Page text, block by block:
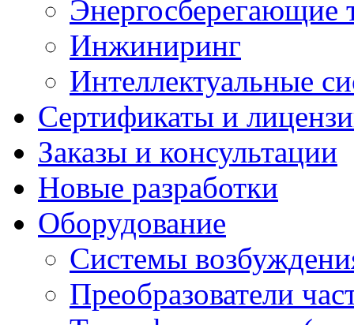
Энергосберегающие
Инжиниринг
Интеллектуальные
Сертификаты и
Заказы и консультации
Новые разработки
Оборудование
Системы
Преобразователи